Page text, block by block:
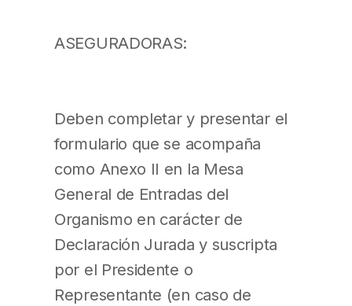
ASEGURADORAS:
Deben completar y presentar el
formulario que se acompaña
como Anexo II en la Mesa
General de Entradas del
Organismo en carácter de
Declaración Jurada y suscripta
por el Presidente o
Representante (en caso de